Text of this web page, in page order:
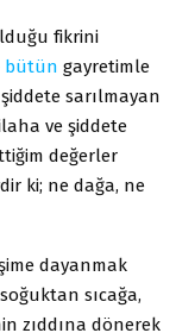
fikrini
bütün gayretimle
sarılmayan
ve şiddete
değerler
ki; ne dağa, ne
dayanmak
sıcağa,
zıddına dönerek